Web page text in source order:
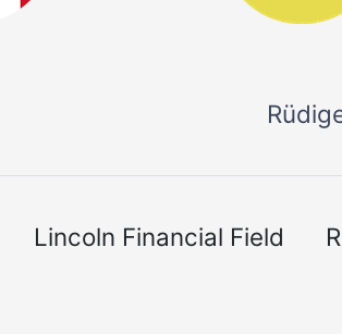
Lincoln Financial Field